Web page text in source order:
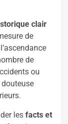
clair
de
de
ou
les facts et